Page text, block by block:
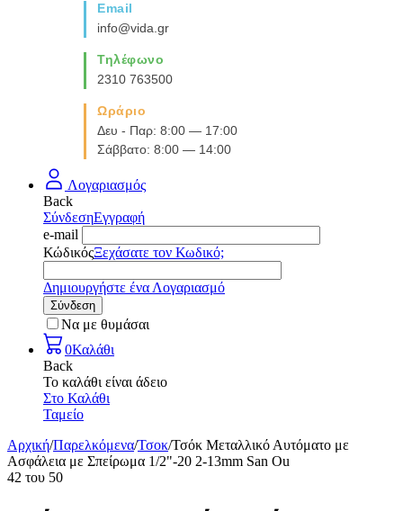
Email
info@vida.gr
Τηλέφωνο
2310 763500
Ωράριο
Δευ - Παρ: 8:00 — 17:00
Σάββατο: 8:00 — 14:00
Λογαριασμός
Back
ΣύνδεσηΕγγραφή
e-mail
ΚώδικόςΞεχάσατε τον Κωδικό;
Δημιουργήστε ένα Λογαριασμό
Σύνδεση
Να με θυμάσαι
0Καλάθι
Back
Το καλάθι είναι άδειο
Στο Καλάθι
Ταμείο
Αρχική/Παρελκόμενα/Τσοκ/Τσόκ Μεταλλικό Αυτόματο με
Ασφάλεια με Σπείρωμα 1/2"-20 2-13mm San Ou
42 του 50